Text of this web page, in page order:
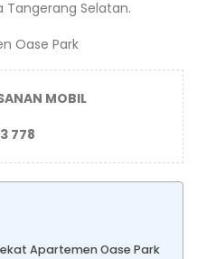
Selatan.
MOBIL
778
Apartemen Oase Park